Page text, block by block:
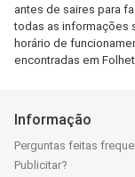
antes de saires para
todas as informações
horário de
encontradas em
Informação
Perguntas feitas
Publicitar?